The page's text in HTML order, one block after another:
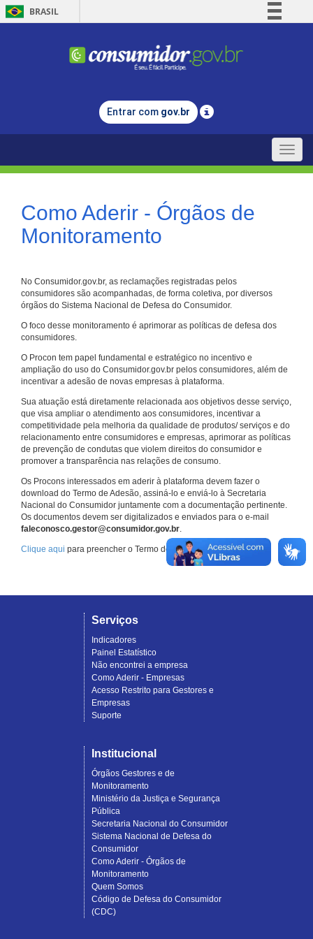
BRASIL
Comunica BR
Legislação
Entrar com gov.br
Toggle
Como Aderir - Órgãos de
Monitoramento
No Consumidor.gov.br, as reclamações registradas pelos
consumidores são acompanhadas, de forma coletiva, por diversos
órgãos do Sistema Nacional de Defesa do Consumidor.
O foco desse monitoramento é aprimorar as políticas de defesa dos
consumidores.
O Procon tem papel fundamental e estratégico no incentivo e
ampliação do uso do Consumidor.gov.br pelos consumidores, além de
incentivar a adesão de novas empresas à plataforma.
Sua atuação está diretamente relacionada aos objetivos desse serviço,
que visa ampliar o atendimento aos consumidores, incentivar a
competitividade pela melhoria da qualidade de produtos/ serviços e do
relacionamento entre consumidores e empresas, aprimorar as políticas
de prevenção de condutas que violem direitos do consumidor e
promover a transparência nas relações de consumo.
Os Procons interessados em aderir à plataforma devem fazer o
download do Termo de Adesão, assiná-lo e enviá-lo à Secretaria
Nacional do Consumidor juntamente com a documentação pertinente.
Os documentos devem ser digitalizados e enviados para o e-mail
faleconosco.gestor@consumidor.gov.br.
Clique aqui para preencher o Termo de Adesão.
Serviços
Indicadores
Painel Estatístico
Não encontrei a empresa
Como Aderir - Empresas
Acesso Restrito para Gestores e
Empresas
Suporte
Institucional
Órgãos Gestores e de
Monitoramento
Ministério da Justiça e Segurança
Pública
Secretaria Nacional do Consumidor
Sistema Nacional de Defesa do
Consumidor
Como Aderir - Órgãos de
Monitoramento
Quem Somos
Código de Defesa do Consumidor
(CDC)